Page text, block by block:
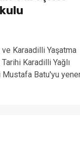
Karaadilli Yaşatma
Karadilli Yağlı
Batu'yu